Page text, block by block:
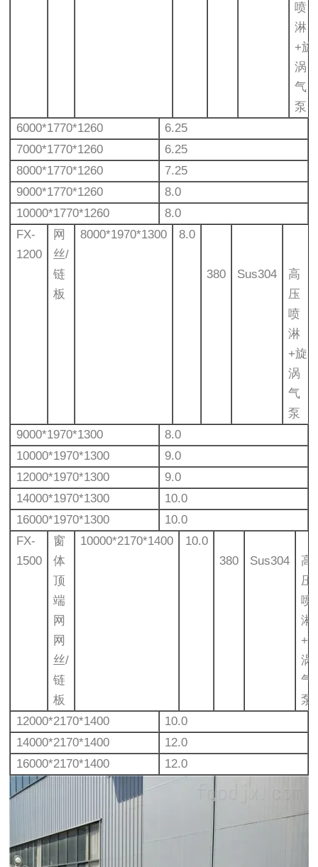
喷
淋
+旋
涡
气
泵
6000*1770*1260
6.25
7000*1770*1260
6.25
8000*1770*1260
7.25
9000*1770*1260
8.0
10000*1770*1260
8.0
FX-
1200
网
丝/
链
板
8000*1970*1300 8.0
380 Sus304
高
压
喷
淋
+旋
涡
气
泵
9000*1970*1300
8.0
10000*1970*1300
9.0
12000*1970*1300
9.0
14000*1970*1300
10.0
16000*1970*1300
10.0
FX-
1500
窗
体
顶
端
网
网
丝/
链
板
10000*2170*1400
10.0
380
Sus304
高
压
喷
淋
+
涡
气
泵
12000*2170*1400
10.0
14000*2170*1400
12.0
16000*2170*1400
12.0